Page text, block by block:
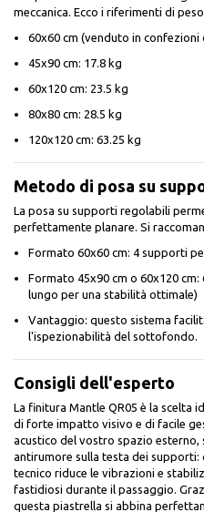
meccanica. Ecco i riferimenti di
60x60 cm (venduto in confezioni
45x90 cm: 17.8 kg
60x120 cm: 23.5 kg
80x80 cm: 28.5 kg
120x120 cm: 63.25 kg
Metodo di posa su
La posa su supporti regolabili
perfettamente planare. Si
Formato 60x60 cm: 4 supporti
Formato 45x90 cm o 60x120
lungo per una stabilità ottimale)
Vantaggio: questo sistema
l'ispezionabilità del sottofondo.
Consigli dell'esperto
La finitura Mantle QR05 è la scelta
di forte impatto visivo e di facile
acustico del vostro spazio esterno,
antirumore sulla testa dei
tecnico riduce le vibrazioni e
fastidiosi durante il passaggio.
questa piastrella si abbina